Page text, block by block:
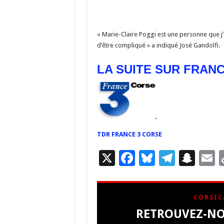
« Marie-Claire Poggi est une personne que
d’être compliqué » a indiqué José Gandolfi.
LA SUITE SUR
TDR FRANCE 3 CORSE
X F
b
Bl
ky
T
gr
S
a
p
E
l
RETROUVEZ-